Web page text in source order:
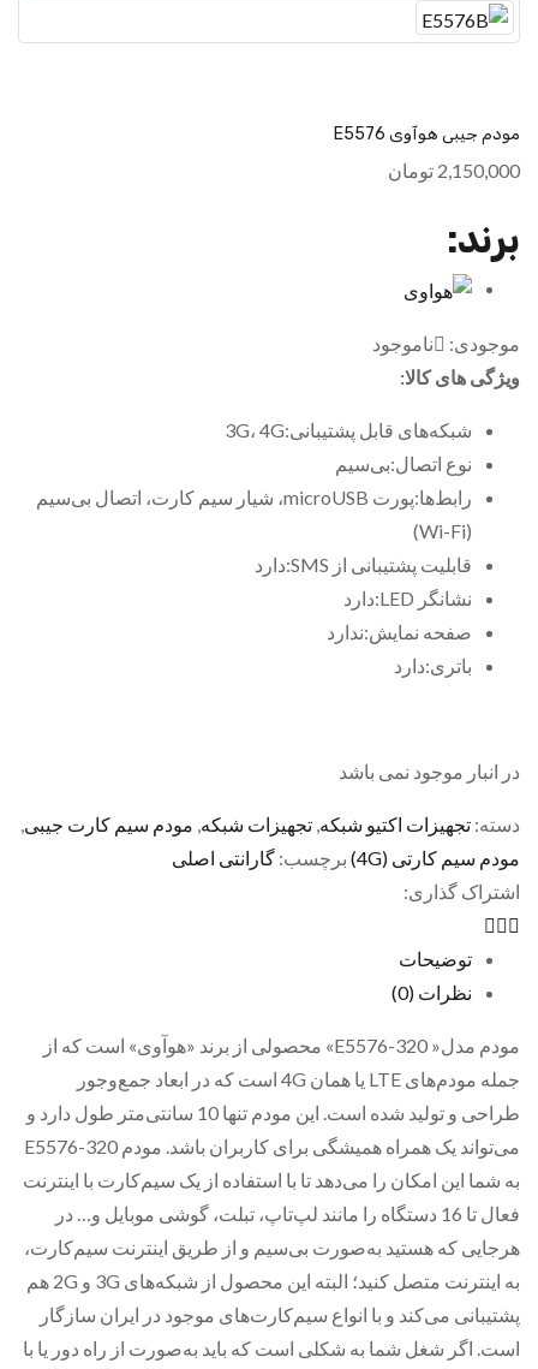
مودم جیبی هوآوی E5576
2,150,000 تومان
برند:
موجودی:
ناموجود
ویژگی های کالا:
شبکه‌های قابل پشتیبانی:3G، 4G
نوع اتصال:بی‌سیم
رابط‌ها:پورت microUSB، شیار سیم کارت، اتصال بی‌سیم
(Wi-Fi)
قابلیت پشتیبانی از SMS:دارد
نشانگر LED:دارد
صفحه نمایش:ندارد
باتری:دارد
در انبار موجود نمی باشد
دسته: تجهیزات اکتیو شبکه, تجهیزات شبکه, مودم سیم کارت جیبی,
مودم سیم کارتی (4G)
برچسب: گارانتی اصلی
اشتراک گذاری:
توضیحات
نظرات (0)
مودم مدل« E5576-320» محصولی از برند «هوآوی» است که از
جمله مودم‌های LTE یا همان 4G است که در ابعاد جمع‌وجور
طراحی و تولید شده است. این مودم تنها 10 سانتی‌متر طول دارد و
می‌تواند یک همراه همیشگی برای کاربران باشد. مودم E5576-320
به شما این امکان را می‌دهد تا با استفاده از یک سیم‌کارت با اینترنت
فعال تا 16 دستگاه را مانند لپ‌تاپ، تبلت، گوشی موبایل و… در
هرجایی که هستید به‌صورت بی‌سیم و از طریق اینترنت سیم‌کارت،
به اینترنت متصل کنید؛ البته این محصول از شبکه‌های 3G و 2G هم
پشتیبانی می‌کند و با انواع سیم‌کارت‌های موجود در ایران سازگار
است. اگر شغل شما به شکلی است که باید به‌صورت از راه دور یا با